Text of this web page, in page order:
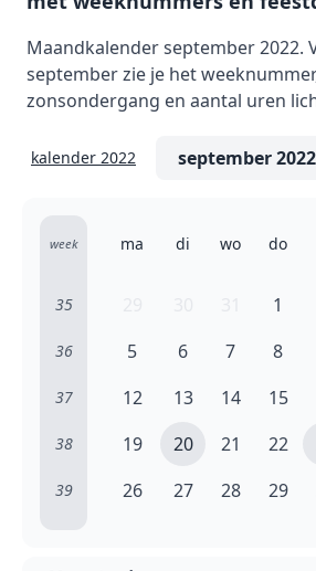
Maandkalender september 2022.
september zie je het
zonsondergang en aantal uren
kalender 2022
week ma di wo do
35 1
36 5 6 7 8
37 12 13 14 15
38 19 20 21 22
39 26 27 28 29